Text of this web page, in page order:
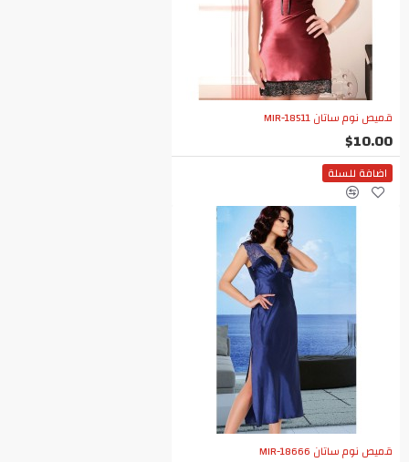
قميص نوم ساتان MIR-18511
$10.00
اضافة للسلة
قميص نوم ساتان MIR-18666